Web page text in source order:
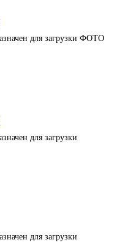
для загрузки ФОТО
для загрузки
для загрузки